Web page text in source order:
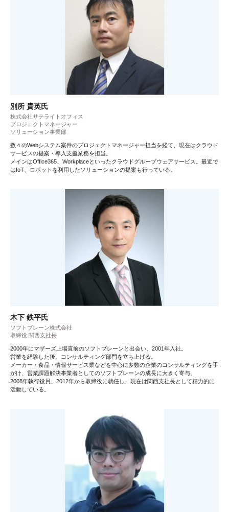
別所 貴英氏
株式会社サテライトオフィス
プロジェクトマネージャー
ソリューション事業部
数々のWebシステム案件のプロジェクトマネージャー担当を経て、現在はクラウド
サービスの提案・導入支援業務を担当。
メインはOffice365、Workplaceといったクラウドグループウェアサービス。最近で
はIoT、ロボットを利用したソリューションの提案も行っている。
木下 鉄平氏
ソフトブレーン株式会社
取締役 関西支社長
2000年にマザーズ上場直前のソフトブレーンと出会い、2001年入社。
営業を経験した後、コンサルティング部門を立ち上げる。
メーカー・食品・情報サービス業などを中心に多数の企業のコンサルティングを手
がけ、営業課題解決事業者としてのソフトブレーンの成長に大きく寄与。
2008年執行役員、2012年から取締役に就任し、現在は関西支社長として精力的に
活動している。